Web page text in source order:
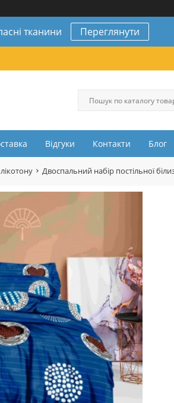
тканини Переглянути
Відгуки Контакти Блог
Двоспальний набір постільної